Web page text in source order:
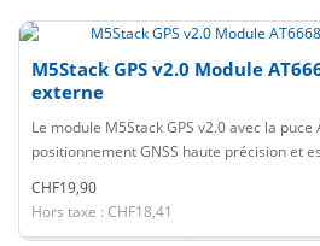
M5Stack GPS v2.0 Module
externe
Le module M5Stack GPS v2.0 avec la
positionnement GNSS haute précision et
CHF19,90
Hors taxe : CHF18,41